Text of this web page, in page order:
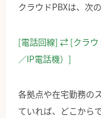
クラウドPBXは、次
[電話回線] ⇄ [クラウ
／IP電話機）]
各拠点や在宅勤務の
ていれば、どこから